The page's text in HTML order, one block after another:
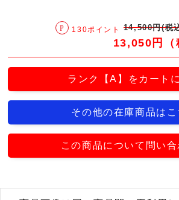
130ポイント 14,500円(税
13,050円（
ランク【A】をカート
その他の在庫商品はこ
この商品について問い合